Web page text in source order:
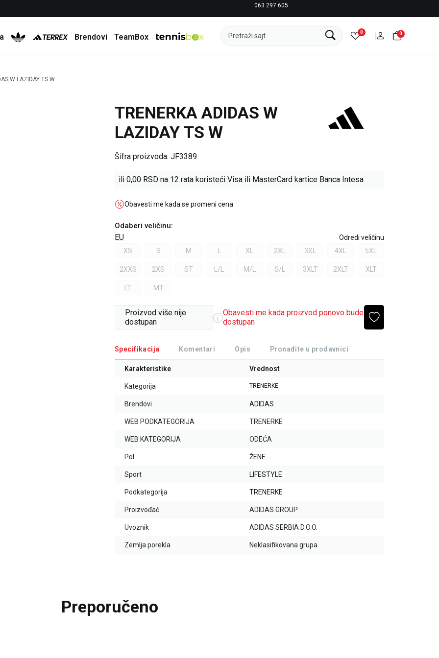
063 297 605
Brendovi TeamBox Pretraži sajt 0 0
W LAZIDAY TS W
TRENERKA ADIDAS W
LAZIDAY TS W
Šifra proizvoda: JF3389
ili 0,00 RSD na 12 rata koristeći Visa ili MasterCard kartice Banca Intesa
Obavesti me kada se promeni cena
Odaberi veličinu:
EU
Odredi veličinu
XS
S M XL 2XL 3XL 4XL 5XL
2XXS 2XS ST L/L M/L S/L 3XLT 2XLT XLT
LT MT
Proizvod više nije
dostupan
Obavesti me kada proizvod ponovo bude
dostupan
Specifikacija Komentari Opis Pronađite u prodavnici
Karakteristike Vrednost
Kategorija TRENERKE
Brendovi ADIDAS
WEB PODKATEGORIJA TRENERKE
WEB KATEGORIJA ODEĆA
Pol ŽENE
Sport LIFESTYLE
Podkategorija TRENERKE
Proizvođač ADIDAS GROUP
Uvoznik ADIDAS SERBIA D.O.O.
Zemlja porekla Neklasifikovana grupa
Preporučeno